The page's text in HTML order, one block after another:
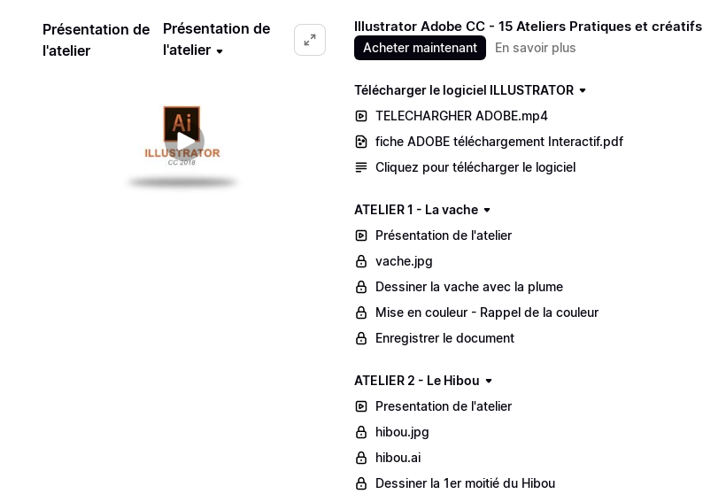
Présentation de
l'atelier
Présentation de
l'atelier
Illustrator Adobe CC - 15 Ateliers Pratiques et créatifs
Acheter maintenant En savoir plus
Télécharger le logiciel ILLUSTRATOR
TELECHARGHER ADOBE.mp4
fiche ADOBE téléchargement Interactif.pdf
Cliquez pour télécharger le logiciel
ATELIER 1 - La vache
Présentation de l'atelier
vache.jpg
Dessiner la vache avec la plume
Mise en couleur - Rappel de la couleur
Enregistrer le document
ATELIER 2 - Le Hibou
Presentation de l'atelier
hibou.jpg
hibou.ai
Dessiner la 1er moitié du Hibou